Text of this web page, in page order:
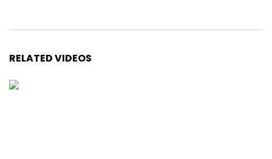
RELATED VIDEOS